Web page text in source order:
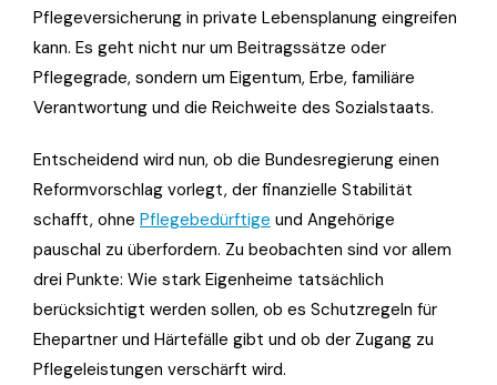
Pflegeversicherung in private Lebensplanung eingreifen
kann. Es geht nicht nur um Beitragssätze oder
Pflegegrade, sondern um Eigentum, Erbe, familiäre
Verantwortung und die Reichweite des Sozialstaats.
Entscheidend wird nun, ob die Bundesregierung einen
Reformvorschlag vorlegt, der finanzielle Stabilität
schafft, ohne Pflegebedürftige und Angehörige
pauschal zu überfordern. Zu beobachten sind vor allem
drei Punkte: Wie stark Eigenheime tatsächlich
berücksichtigt werden sollen, ob es Schutzregeln für
Ehepartner und Härtefälle gibt und ob der Zugang zu
Pflegeleistungen verschärft wird.